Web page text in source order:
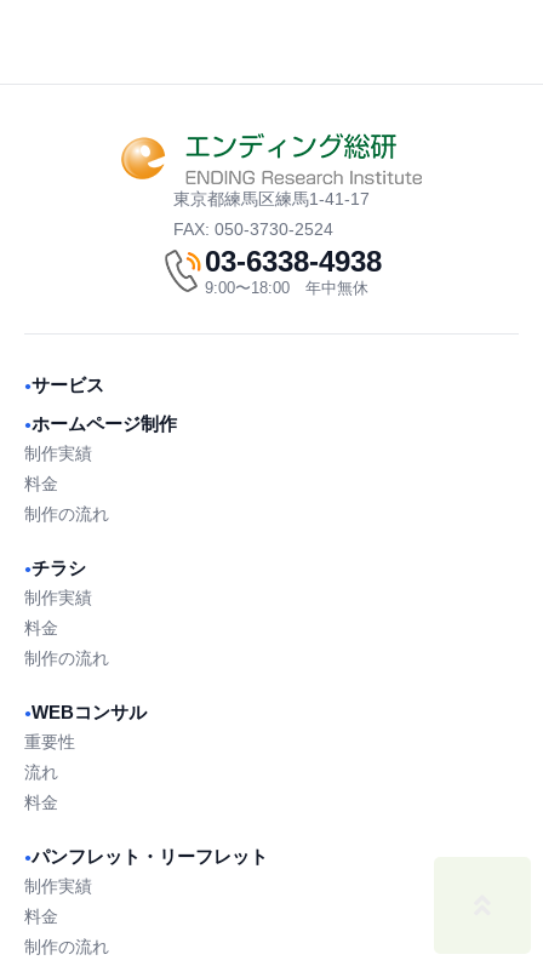
東京都練馬区練馬1-41-17
FAX: 050-3730-2524
03-6338-4938
9:00〜18:00 年中無休
●サービス
●ホームページ制作
制作実績
料金
制作の流れ
●チラシ
制作実績
料金
制作の流れ
●WEBコンサル
重要性
流れ
料金
●パンフレット・リーフレット
制作実績
料金
制作の流れ